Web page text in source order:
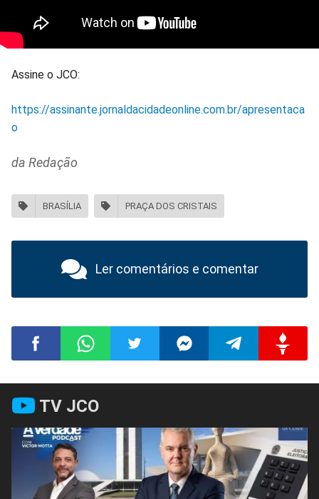
Assine o JCO:
https://assinante.jornaldacidadeonline.com.br/apresentaca
o
da Redação
BRASÍLIA PRAÇA DOS CRISTAIS
Ler comentários e comentar
Compartilhar
no
Facebook
no
Whatsapp
no
Twitter
no
Messenger
no
Telegram
no
Gettr
TV JCO